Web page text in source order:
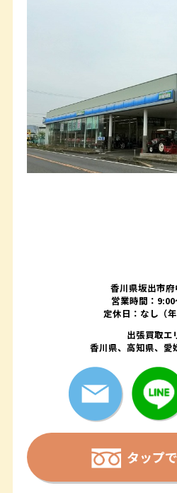
香川県坂出市
営業時間：
定休日：なし（年
出張買取エ
香川県、高知県、愛
タップ